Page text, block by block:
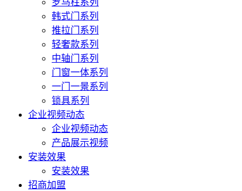
罗马柱系列
韩式门系列
推拉门系列
轻奢款系列
中轴门系列
门窗一体系列
一门一景系列
锁具系列
企业视频动态
企业视频动态
产品展示视频
安装效果
安装效果
招商加盟